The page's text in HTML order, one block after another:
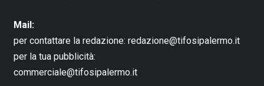
Mail:
per contattare la redazione: redazione@tifosipalermo.it
per la tua pubblicità:
commerciale@tifosipalermo.it